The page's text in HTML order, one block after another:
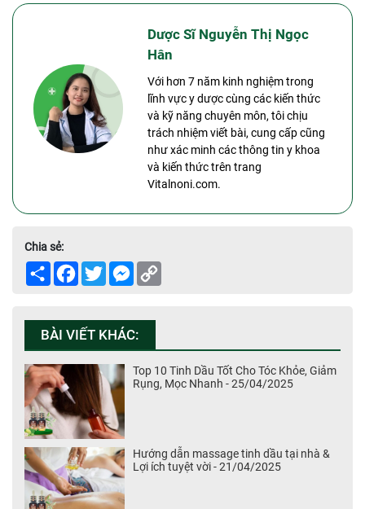
Dược Sĩ Nguyễn Thị Ngọc
Hân
Với hơn 7 năm kinh nghiệm trong
lĩnh vực y dược cùng các kiến thức
và kỹ năng chuyên môn, tôi chịu
trách nhiệm viết bài, cung cấp cũng
như xác minh các thông tin y khoa
và kiến thức trên trang
Vitalnoni.com.
Chia sẻ:
Share Facebook
TwitterMessenger
BÀI VIẾT KHÁC:
Top 10 Tinh Dầu Tốt Cho Tóc Khỏe, Giảm
Rụng, Mọc Nhanh - 25/04/2025
Hướng dẫn massage tinh dầu tại nhà &
Lợi ích tuyệt vời - 21/04/2025